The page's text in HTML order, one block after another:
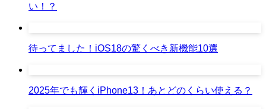
い！？
待ってました！iOS18の驚くべき新機能10選
2025年でも輝くiPhone13！あとどのくらい使える？